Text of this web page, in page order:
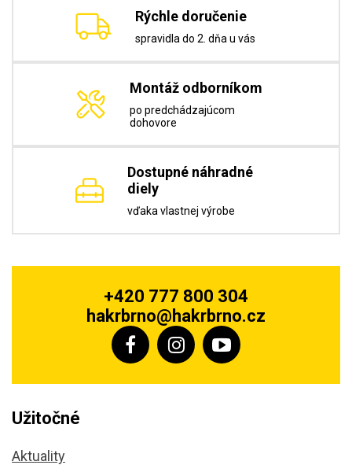
Rýchle doručenie
spravidla do 2. dňa u vás
Montáž odborníkom
po predchádzajúcom
dohovore
Dostupné náhradné
diely
vďaka vlastnej výrobe
+420 777 800 304
hakrbrno@hakrbrno.cz
Užitočné
Aktuality